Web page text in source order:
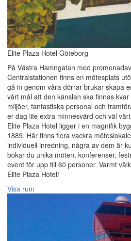
Elite Plaza Hotel Göteborg
På Västra Hamngatan med
Centralstationen finns en mötesplats
gå in genom våra dörrar brukar skapa
vårt mål att den känslan ska finnas
miljöer, fantastiska personal och
er dag lite extra minnesvärd och väl
Elite Plaza Hotel ligger i en magnifik
1889. Här finns flera vackra
individuell inredning, några av dem är
bokar du unika möten, konferenser,
event för upp till 60 personer. Varmt
Elite Plaza Hotel!‎
Visa rum